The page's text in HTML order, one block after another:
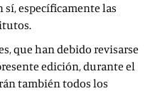
sí, específicamente las
que han debido revisarse
edición, durante el
también todos los